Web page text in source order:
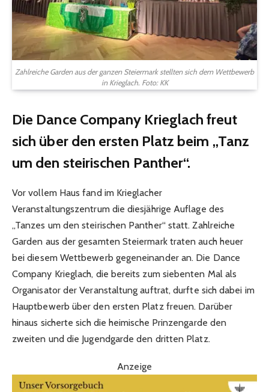
Zahlreiche Garden aus der ganzen Steiermark stellten sich dem Wettbewerb
in Krieglach. Foto: KK
Die Dance Company Krieglach freut
sich über den ersten Platz beim „Tanz
um den steirischen Panther“.
Vor vollem Haus fand im Krieglacher
Veranstaltungszentrum die diesjährige Auflage des
„Tanzes um den steirischen Panther“ statt. Zahlreiche
Garden aus der gesamten Steiermark traten auch heuer
bei diesem Wettbewerb gegeneinander an. Die Dance
Company Krieglach, die bereits zum siebenten Mal als
Organisator der Veranstaltung auftrat, durfte sich dabei im
Hauptbewerb über den ersten Platz freuen. Darüber
hinaus sicherte sich die heimische Prinzengarde den
zweiten und die Jugendgarde den dritten Platz.
Anzeige